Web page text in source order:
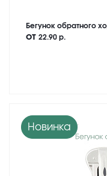
Бегунок обратного
от 22.90 р.
Новинка